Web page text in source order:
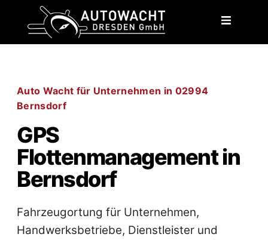
Auto Wacht für Unternehmen in 02994
Bernsdorf
GPS
Flottenmanagement in
Bernsdorf
Fahrzeugortung für Unternehmen,
Handwerksbetriebe, Dienstleister und